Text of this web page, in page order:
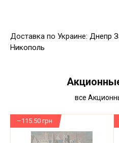
Доставка по Украине: Днепр
Никополь
все
–115.50 грн